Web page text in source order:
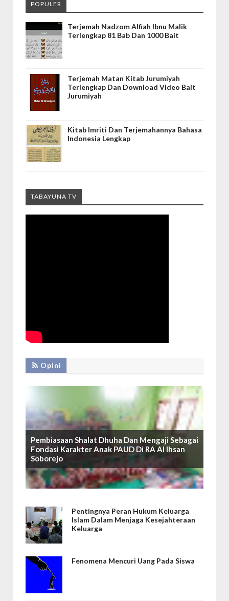
POPULER
Terjemah Nadzom Alfiah Ibnu Malik
Terlengkap 81 Bab Dan 1000 Bait
Terjemah Matan Kitab Jurumiyah
Terlengkap Dan Download Video Bait
Jurumiyah
Kitab Imriti Dan Terjemahannya Bahasa
Indonesia Lengkap
TABAYUNA TV
Opini
Pembiasaan Shalat Dhuha Dan Mengaji Sebagai
Fondasi Karakter Anak PAUD Di RA Al Ihsan
Soborejo
Pentingnya Peran Hukum Keluarga
Islam Dalam Menjaga Kesejahteraan
Keluarga
Fenomena Mencuri Uang Pada Siswa